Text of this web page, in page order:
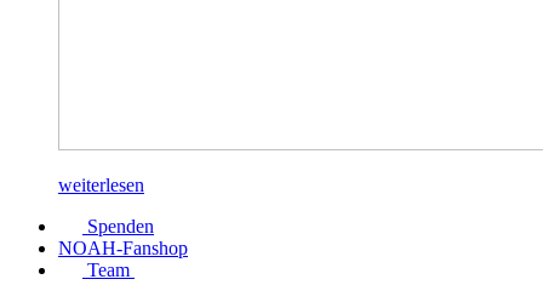
weiterlesen
Spenden
NOAH-Fanshop
Team